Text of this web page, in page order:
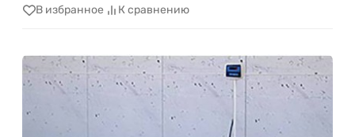
В избранное К сравнению